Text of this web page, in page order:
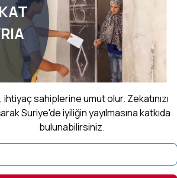
ihtiyaç sahiplerine umut olur. Zekatınızı
Suriye'de iyiliğin yayılmasına katkıda
bulunabilirsiniz.